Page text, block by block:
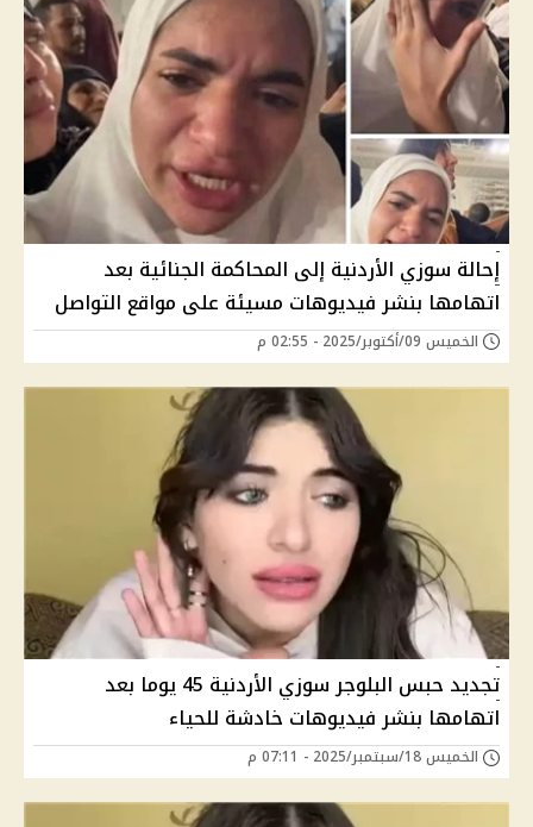
إحالة سوزي الأردنية إلى المحاكمة الجنائية بعد
اتهامها بنشر فيديوهات مسيئة على مواقع التواصل
الخميس 09/أكتوبر/2025 - 02:55 م
تجديد حبس البلوجر سوزي الأردنية 45 يوما بعد
اتهامها بنشر فيديوهات خادشة للحياء
الخميس 18/سبتمبر/2025 - 07:11 م